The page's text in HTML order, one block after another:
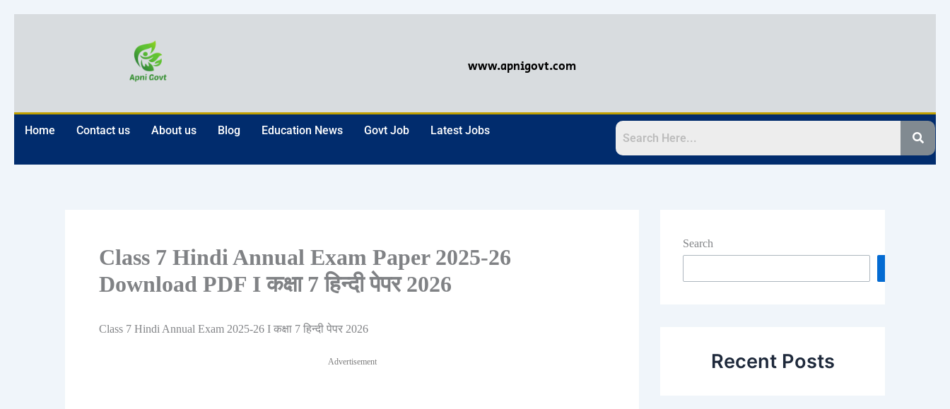
www.apnigovt.com
Home Contact us About us Blog Education News Govt Job Latest Jobs
Class 7 Hindi Annual Exam Paper 2025-26
Download PDF I कक्षा 7 हिन्दी पेपर 2026
Class 7 Hindi Annual Exam 2025-26 I कक्षा 7 हिन्दी पेपर 2026
Advertisement
Search
Recent Posts